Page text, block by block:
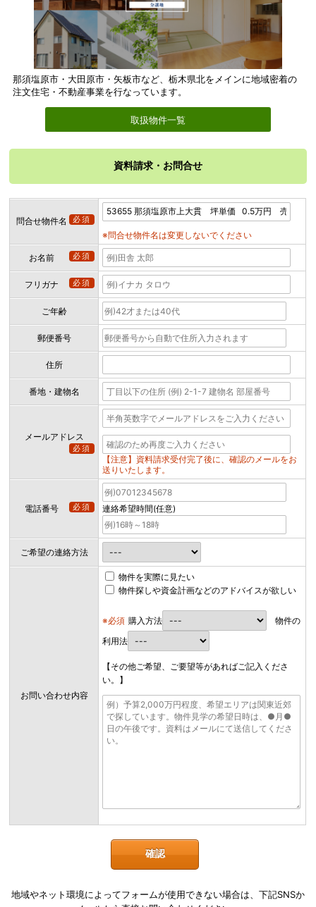
那須塩原市・大田原市・矢板市など、栃木県北をメインに地域密着の
注文住宅・不動産事業を行なっています。
取扱物件一覧
資料請求・お問合せ
問合せ物件名 必須
※問合せ物件名は変更しないでください
お名前 必須
フリガナ 必須
ご年齢
郵便番号
住所
番地・建物名
メールアドレス
必須
【注意】資料請求受付完了後に、確認のメールをお
送りいたします。
電話番号 必須 連絡希望時間(任意)
ご希望の連絡方法
お問い合わせ内容
物件を実際に見たい
物件探しや資金計画などのアドバイスが欲しい
※必須 購入方法
物件の
利用法
【その他ご希望、ご要望等があればご記入くださ
い。】
地域やネット環境によってフォームが使用できない場合は、下記SNSか